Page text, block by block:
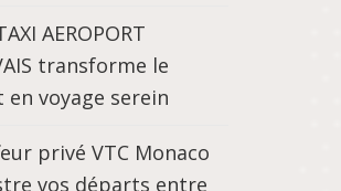
AEROPORT
transforme le
en voyage serein
privé VTC Monaco
vos départs entre